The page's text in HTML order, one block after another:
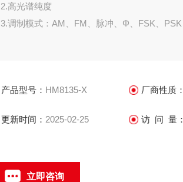
2.高光谱纯度
3.调制模式：AM、FM、脉冲、Φ、FSK、PSK
产品型号： HM8135-X 厂商性质：
更新时间： 2025-02-25 访 问 量：
立即咨询